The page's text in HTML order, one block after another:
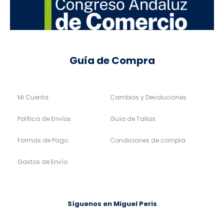
Guía de Compra
Mi Cuenta
Política de Envíos
Formas de Pago
Gastos de Envío
Cambios y Devoluciones
Guía de Tallas
Condiciones de compra
Síguenos en Miguel Peris